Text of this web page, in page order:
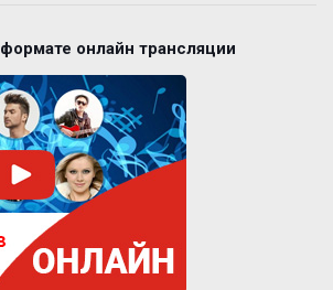
онлайн трансляции